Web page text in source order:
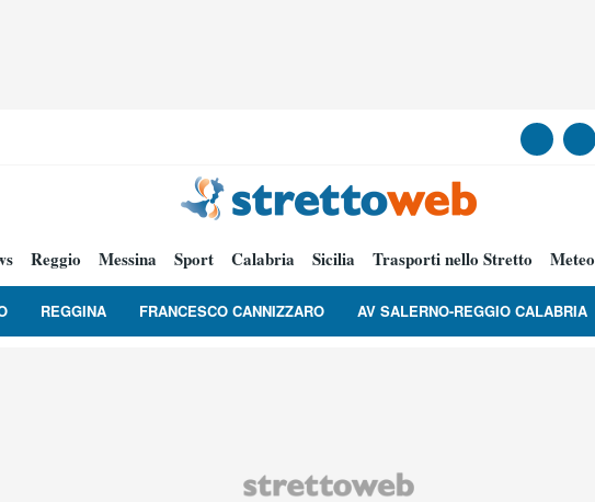
Reggio Messina Sport Calabria Sicilia Trasporti nello Stretto Meteo
REGGINA FRANCESCO CANNIZZARO AV SALERNO-REGGIO CALABRIA